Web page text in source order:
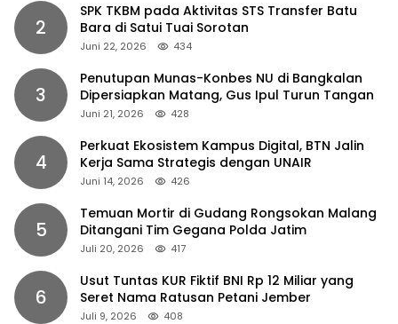
2
SPK TKBM pada Aktivitas STS Transfer Batu
Bara di Satui Tuai Sorotan
Juni 22, 2026 434
3
Penutupan Munas-Konbes NU di Bangkalan
Dipersiapkan Matang, Gus Ipul Turun Tangan
Juni 21, 2026 428
4
Perkuat Ekosistem Kampus Digital, BTN Jalin
Kerja Sama Strategis dengan UNAIR
Juni 14, 2026 426
5
Temuan Mortir di Gudang Rongsokan Malang
Ditangani Tim Gegana Polda Jatim
Juli 20, 2026 417
6
Usut Tuntas KUR Fiktif BNI Rp 12 Miliar yang
Seret Nama Ratusan Petani Jember
Juli 9, 2026 408